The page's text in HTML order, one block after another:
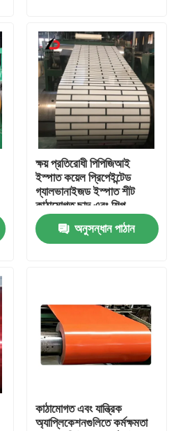
ক্ষয় প্রতিরোধী পিপিজিআই
ইস্পাত কয়েল প্রিপেইন্টেড
গ্যালভানাইজড ইস্পাত শীট
কাঠামোগত ছাদ এবং শিল্প
ব্যবহারের জন্য উপযুক্ত
অনুসন্ধান পাঠান
কাঠামোগত এবং যান্ত্রিক
অ্যাপ্লিকেশনগুলিতে কর্মক্ষমতা